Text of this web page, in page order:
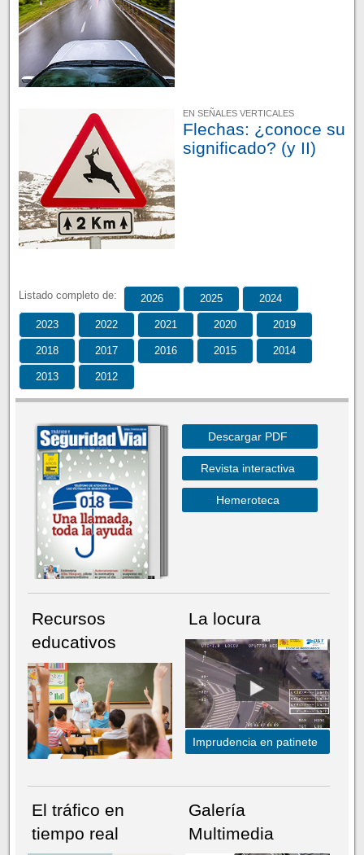
EN SEÑALES VERTICALES
Flechas: ¿conoce su
significado? (y II)
Listado completo de: 2026 2025 2024
2023 2022 2021 2020 2019
2018 2017 2016 2015 2014
2013 2012
Descargar PDF
Revista interactiva
Hemeroteca
Recursos
educativos
La locura
Imprudencia en patinete
El tráfico en
tiempo real
Galería
Multimedia